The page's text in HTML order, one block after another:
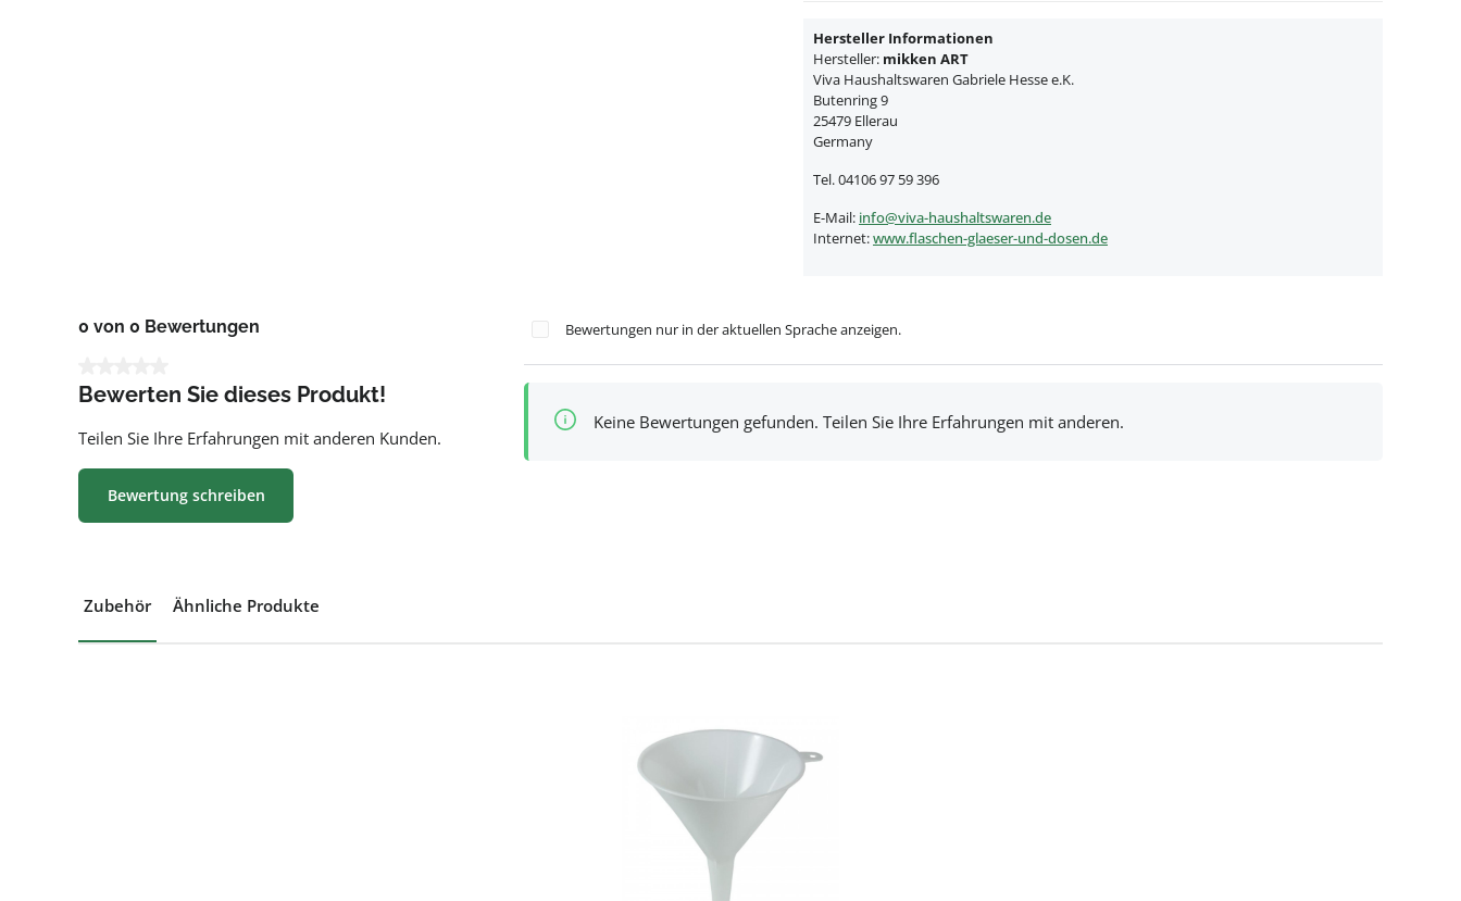
Hersteller Informationen
Hersteller: mikken ART
Viva Haushaltswaren Gabriele Hesse e.K.
Butenring 9
25479 Ellerau
Germany
Tel. 04106 97 59 396
E-Mail: info@viva-haushaltswaren.de
Internet:www.flaschen-glaeser-und-dosen.de
0 von 0 Bewertungen
Bewerten Sie dieses Produkt!
Teilen Sie Ihre Erfahrungen mit anderen Kunden.
Bewertung schreiben
Bewertungen nur in der aktuellen Sprache anzeigen.
Keine Bewertungen gefunden. Teilen Sie Ihre Erfahrungen mit anderen.
Zubehör Ähnliche Produkte